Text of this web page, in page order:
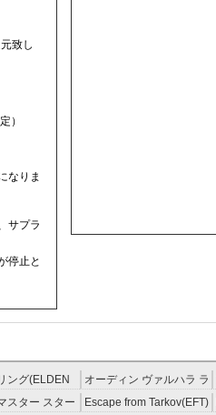
致し
）
なりま
サプラ
停止と
ング(ELDEN
オーディン ヴァルハラ ラ
イジング RMT
スター スター
Escape from Tarkov(EFT)